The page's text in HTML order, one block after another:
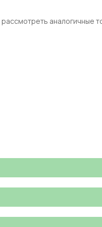
аналогичные